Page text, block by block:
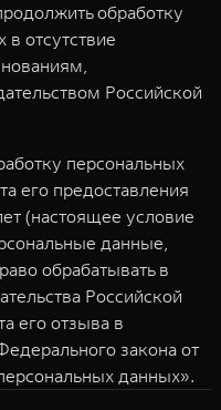
обработку
отсутствие
Российской
персональных
его предоставления
(настоящее условие
данные,
обрабатывать в
Российской
его отзыва в
закона от
данных».